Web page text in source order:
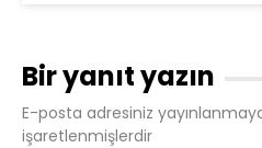
Bir yanıt yazın
E-posta adresiniz
işaretlenmişlerdir